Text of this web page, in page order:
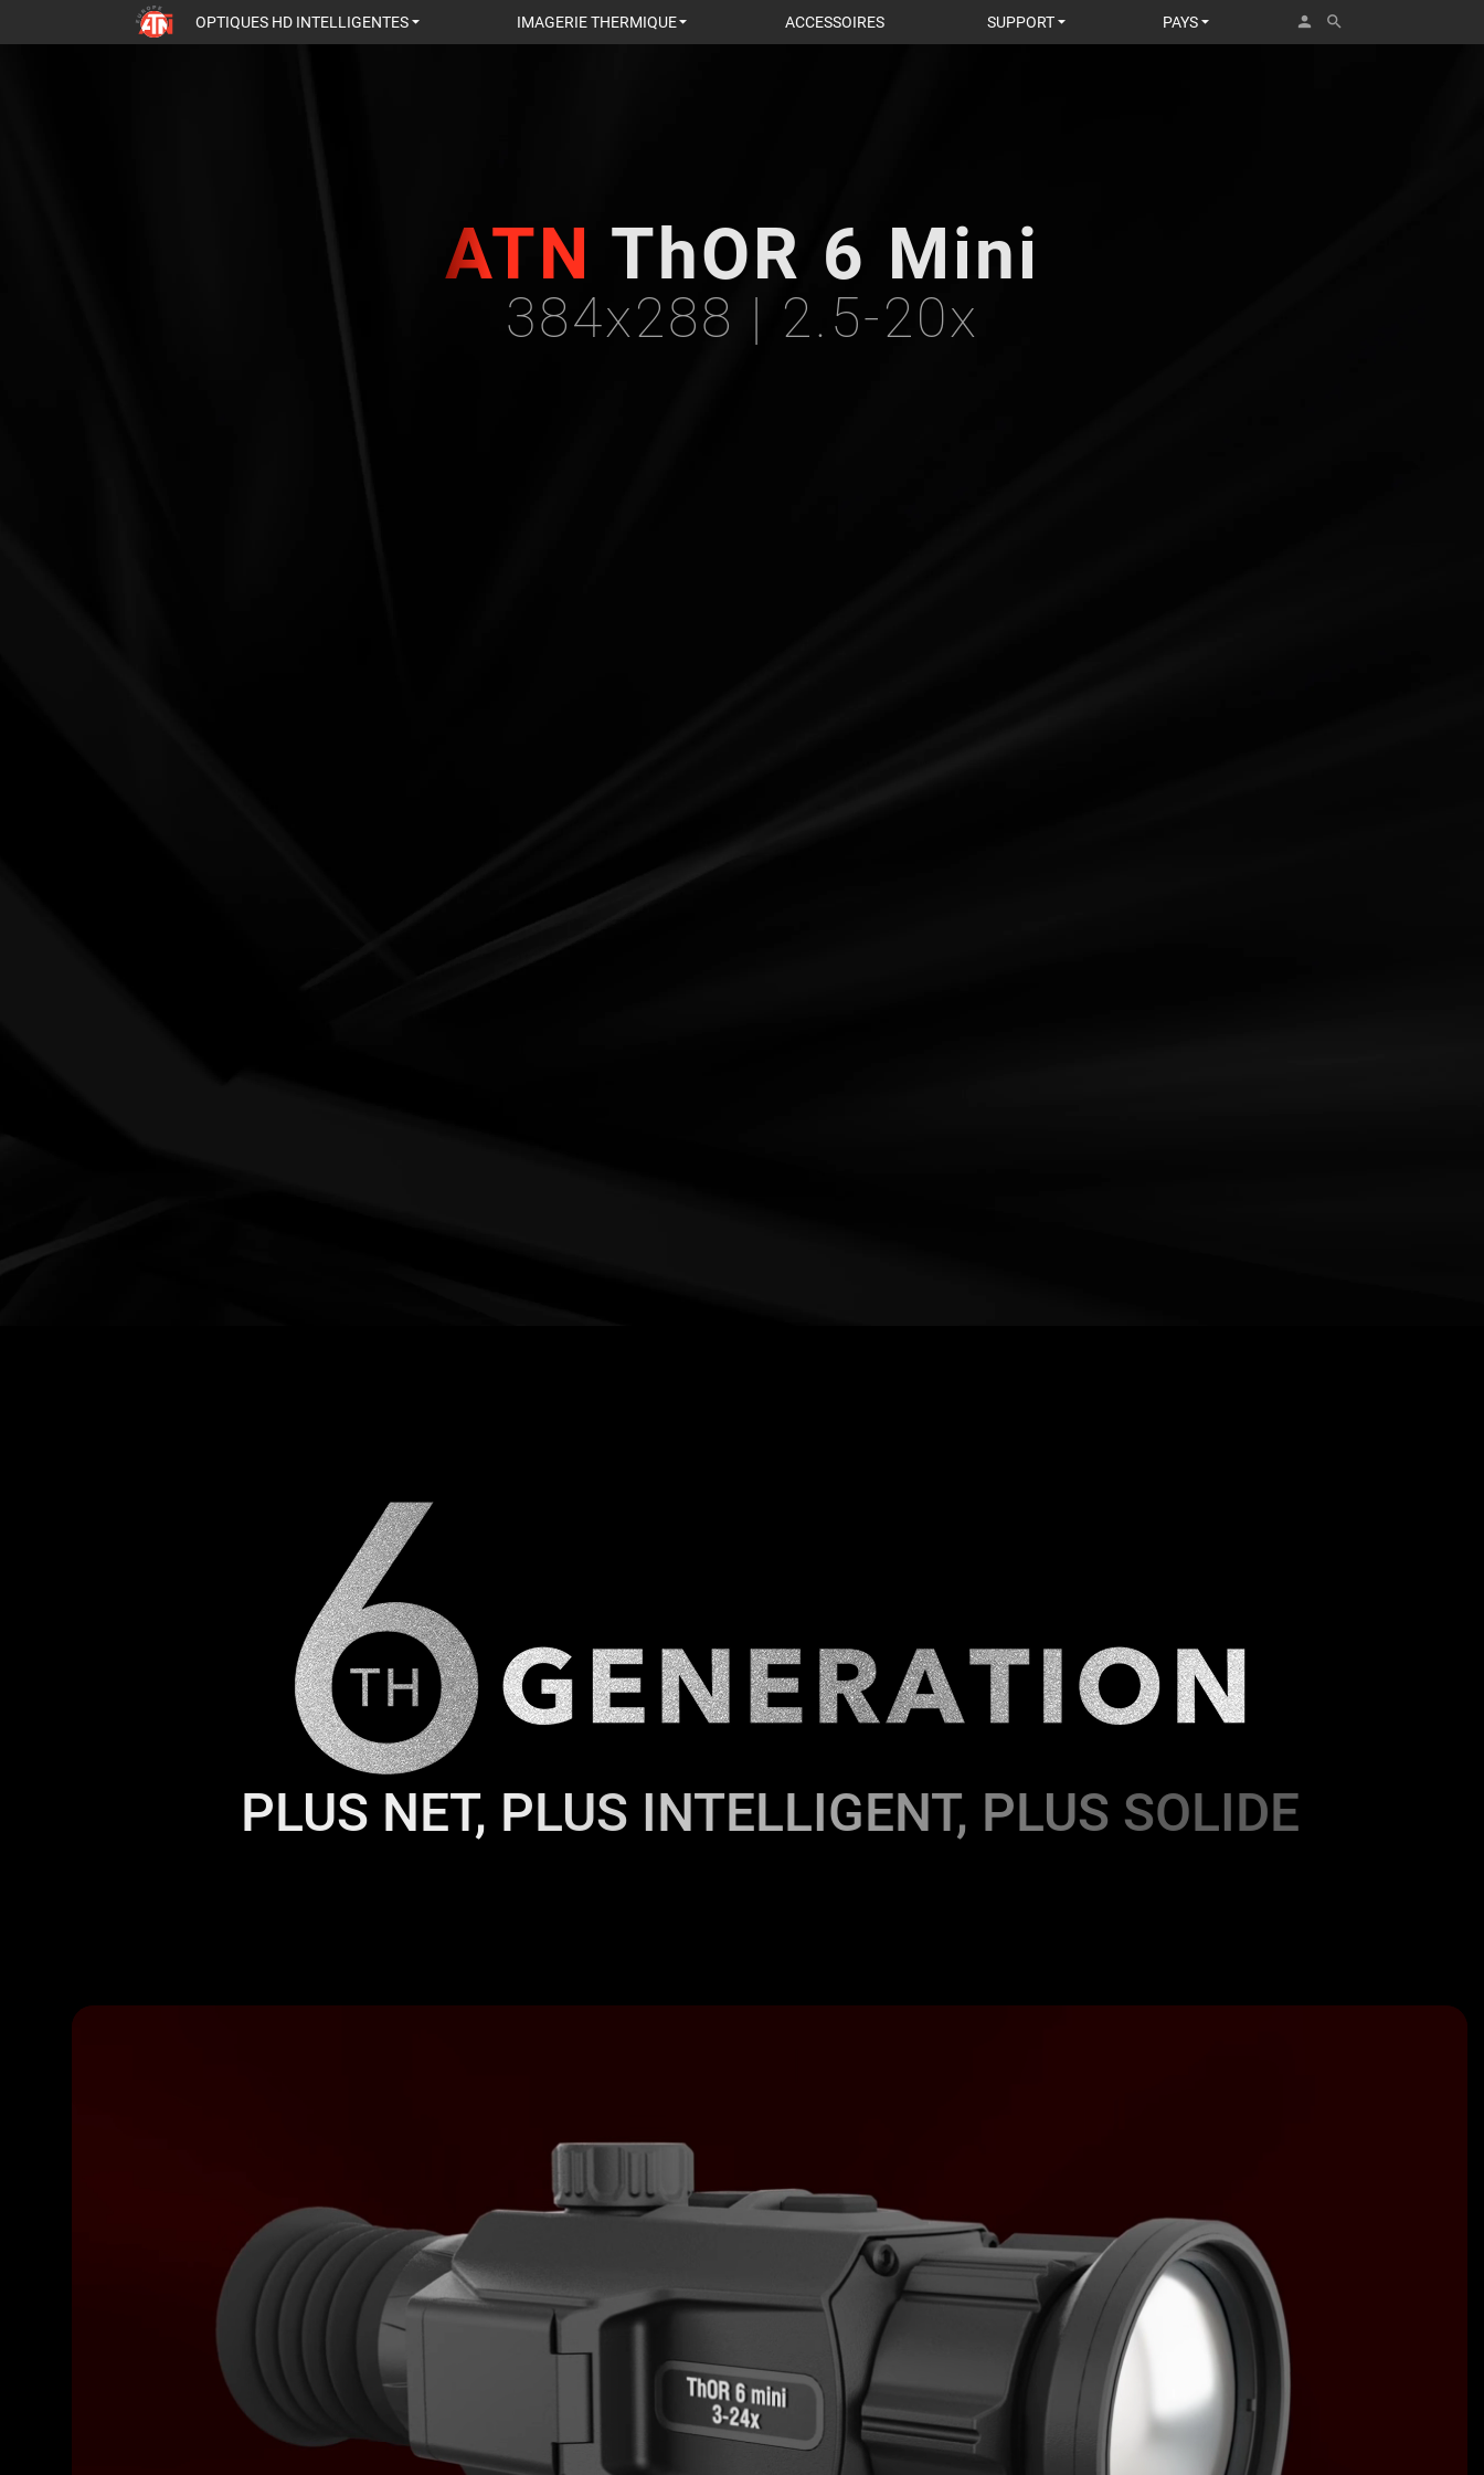
OPTIQUES HD INTELLIGENTES IMAGERIE THERMIQUE ACCESSOIRES SUPPORT PAYS person search
ATN ThOR 6 Mini
384x288 | 2.5-20x
PLUS NET, PLUS INTELLIGENT, PLUS SOLIDE